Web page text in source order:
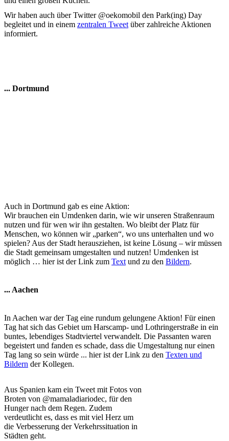
Wir haben auch über Twitter @oekomobil den Park(ing) Day
begleitet und in einem zentralen Tweet über zahlreiche Aktionen
informiert.
... Dortmund
Auch in Dortmund gab es eine Aktion:
Wir brauchen ein Umdenken darin, wie wir unseren Straßenraum
nutzen und für wen wir ihn gestalten. Wo bleibt der Platz für
Menschen, wo können wir „parken“, wo uns unterhalten und wo
spielen? Aus der Stadt herausziehen, ist keine Lösung – wir müssen
die Stadt gemeinsam umgestalten und nutzen! Umdenken ist
möglich … hier ist der Link zum Text und zu den Bildern.
... Aachen
In Aachen war der Tag eine rundum gelungene Aktion! Für einen
Tag hat sich das Gebiet um Harscamp- und Lothringerstraße in ein
buntes, lebendiges Stadtviertel verwandelt. Die Passanten waren
begeistert und fanden es schade, dass die Umgestaltung nur einen
Tag lang so sein würde ... hier ist der Link zu den Texten und
Bildern der Kollegen.
Aus Spanien kam ein Tweet mit Fotos von
Broten von @mamaladiariodec, für den
Hunger nach dem Regen. Zudem
verdeutlicht es, dass es mit viel Herz um
die Verbesserung der Verkehrssituation in
Städten geht.